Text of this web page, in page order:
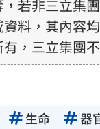
若非三立集
料，其內容
，三立集團
訊內容，若
生命 器